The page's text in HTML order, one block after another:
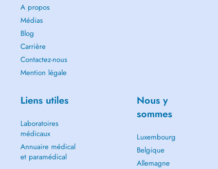
A propos
Médias
Blog
Carrière
Contactez-nous
Mention légale
Liens utiles
Laboratoires
médicaux
Annuaire médical
et paramédical
Nous y
sommes
Luxembourg
Belgique
Allemagne